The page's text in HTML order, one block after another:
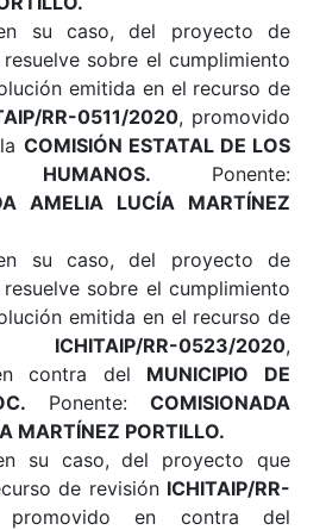
su caso, del proyecto de
sobre el cumplimiento
emitida en el recurso de
RR-0511/2020, promovido
COMISIÓN ESTATAL DE LOS
HUMANOS. Ponente:
AMELIA LUCÍA MARTÍNEZ
su caso, del proyecto de
sobre el cumplimiento
emitida en el recurso de
RR-0523/2020,
contra del MUNICIPIO DE
Ponente: COMISIONADA
MARTÍNEZ PORTILLO.
su caso, del proyecto que
de revisión ICHITAIP/RR-
en contra del